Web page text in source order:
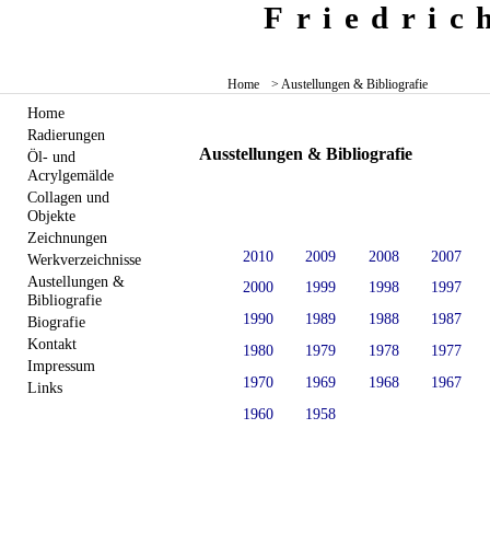
Home > Austellungen & Bibliografie
Ausstellungen & Bibliografie
2010 2009 2008
2007
2000
1999 1998
1997
1990
1989 1988
1987
1980
1979 1978
1977
1970
1969 1968
1967
1960
1958
Home
Radierungen
Öl- und
Acrylgemälde
Collagen und
Objekte
Zeichnungen
Werkverzeichnisse
Austellungen &
Bibliografie
Biografie
Kontakt
Impressum
Links